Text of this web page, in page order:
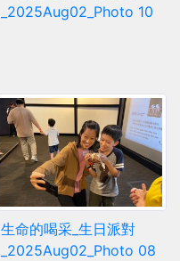
_2025Aug02_Photo 10
生命的喝采_生日派對
_2025Aug02_Photo 08